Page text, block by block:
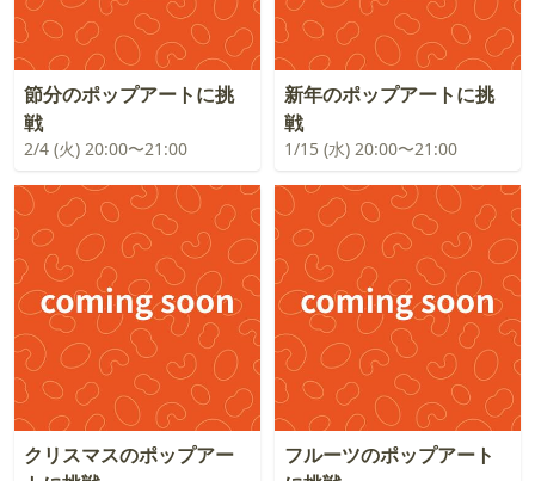
節分のポップアートに挑
戦
2/4 (火) 20:00〜21:00
新年のポップアートに挑
戦
1/15 (水) 20:00〜21:00
クリスマスのポップアー
フルーツのポップアート